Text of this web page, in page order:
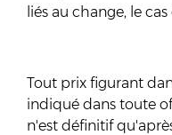
liés au change, le
Tout prix figurant
indiqué dans toute
n'est définitif